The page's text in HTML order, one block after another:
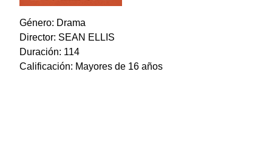
Género: Drama
Director: SEAN ELLIS
Duración: 114
Calificación: Mayores de 16 años